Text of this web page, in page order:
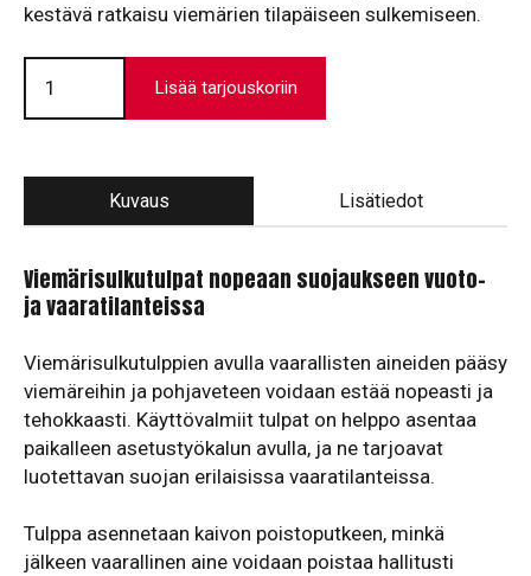
kestävä ratkaisu viemärien tilapäiseen sulkemiseen.
Viemärisulkutulppasarja
Basic
määrä
Lisää tarjouskoriin
Kuvaus Lisätiedot
Viemärisulkutulpat nopeaan suojaukseen vuoto-
ja vaaratilanteissa
Viemärisulkutulppien avulla vaarallisten aineiden pääsy
viemäreihin ja pohjaveteen voidaan estää nopeasti ja
tehokkaasti. Käyttövalmiit tulpat on helppo asentaa
paikalleen asetustyökalun avulla, ja ne tarjoavat
luotettavan suojan erilaisissa vaaratilanteissa.
Tulppa asennetaan kaivon poistoputkeen, minkä
jälkeen vaarallinen aine voidaan poistaa hallitusti